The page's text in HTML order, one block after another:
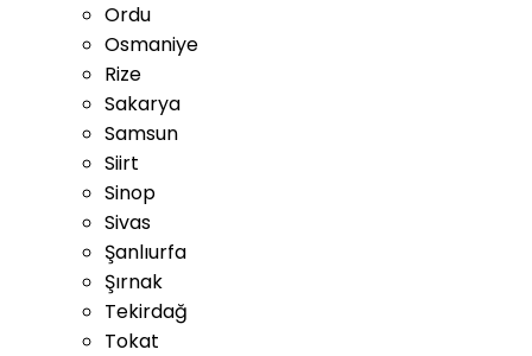
Ordu
Osmaniye
Rize
Sakarya
Samsun
Siirt
Sinop
Sivas
Şanlıurfa
Şırnak
Tekirdağ
Tokat